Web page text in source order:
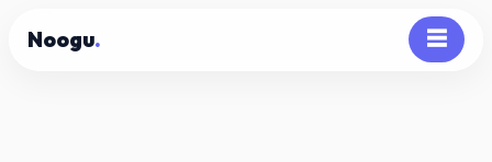
Noogu. ☰